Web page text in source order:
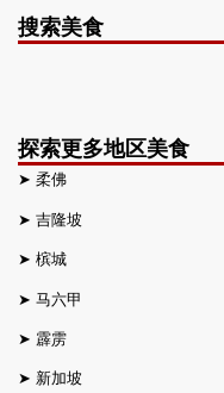
搜索美食
探索更多地区美食
➤ 柔佛
➤ 吉隆坡
➤ 槟城
➤ 马六甲
➤ 霹雳
➤ 新加坡